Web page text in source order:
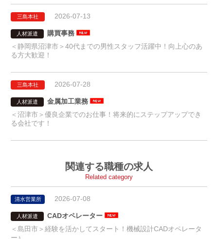
三島本社 2026-07-13
人材派遣
購買事務
＜静岡県沼津市＞40代までの男性スタッフ活躍中！向上心のあ
る方大歓迎！
三島本社 2026-07-28
人材派遣
金属加工業務
＜沼津市＞優良企業でのお仕事！将来的にステップアップでき
る会社です！
関連する職種の求人
Related category
清水営業所 2026-07-08
人材派遣
CADオペレーター
＜島田市＞経験を活かしてスタート！機械設計CADオペレータ